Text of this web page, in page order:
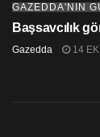
GAZEDDA'NIN
Başsavcılık
Gazedda 14